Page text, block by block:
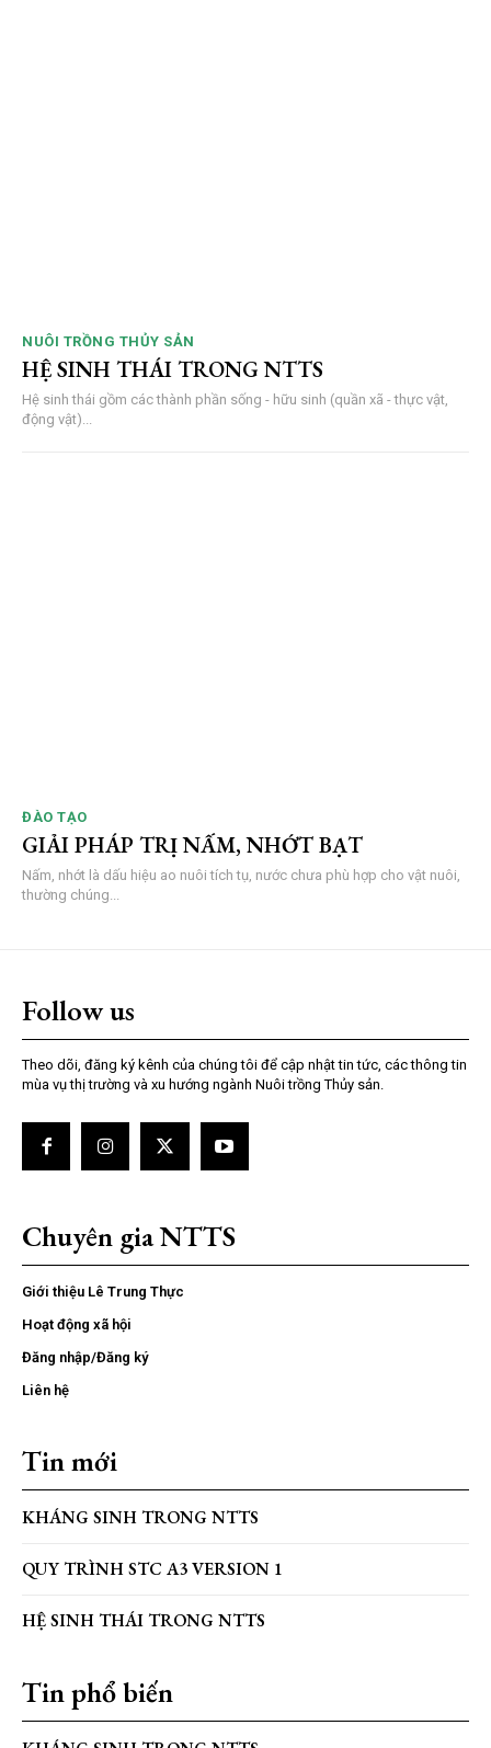
NUÔI TRỒNG THỦY SẢN
HỆ SINH THÁI TRONG NTTS
Hệ sinh thái gồm các thành phần sống - hữu sinh (quần xã - thực vật,
động vật)...
ĐÀO TẠO
GIẢI PHÁP TRỊ NẤM, NHỚT BẠT
Nấm, nhớt là dấu hiệu ao nuôi tích tụ, nước chưa phù hợp cho vật nuôi,
thường chúng...
Follow us
Theo dõi, đăng ký kênh của chúng tôi để cập nhật tin tức, các thông tin
mùa vụ thị trường và xu hướng ngành Nuôi trồng Thủy sản.
Chuyên gia NTTS
Giới thiệu Lê Trung Thực
Hoạt động xã hội
Đăng nhập/Đăng ký
Liên hệ
Tin mới
KHÁNG SINH TRONG NTTS
QUY TRÌNH STC A3 VERSION 1
HỆ SINH THÁI TRONG NTTS
Tin phổ biến